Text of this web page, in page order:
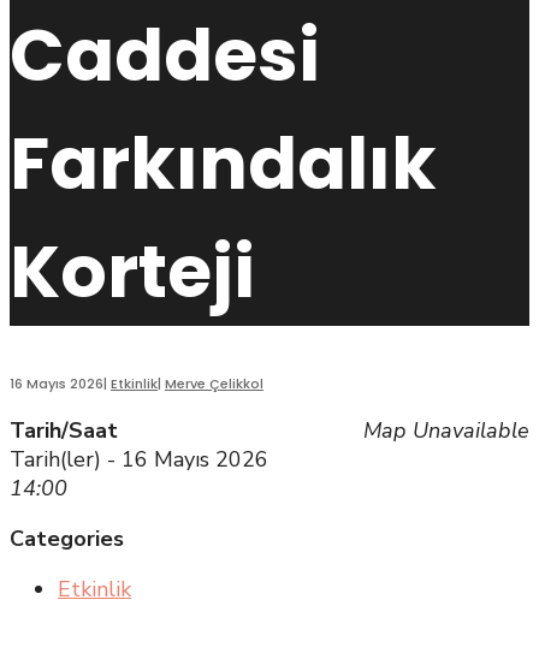
Caddesi
Farkındalık
Korteji
16 Mayıs 2026| Etkinlik| Merve Çelikkol
Map Unavailable
Tarih/Saat
Tarih(ler) - 16 Mayıs 2026
14:00
Categories
Etkinlik